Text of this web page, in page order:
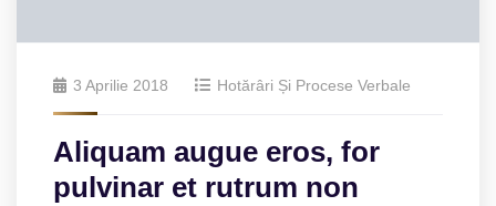
3 Aprilie 2018 Hotărâri Și Procese Verbale
Aliquam augue eros, for
pulvinar et rutrum non